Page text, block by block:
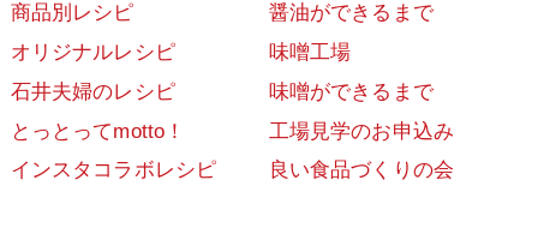
商品別レシピ
オリジナルレシピ
石井夫婦のレシピ
とっとってmotto！
インスタコラボレシピ
醤油ができるまで
味噌工場
味噌ができるまで
工場見学のお申込み
良い食品づくりの会